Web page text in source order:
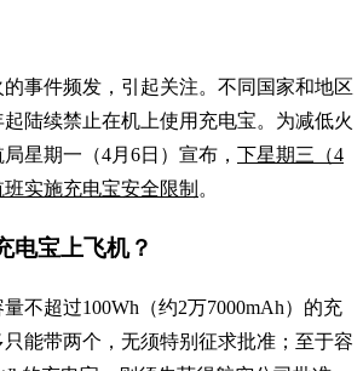
事件频发，引起关注。不同国家和地区
陆续禁止在机上使用充电宝。为减低火
星期一（4月6日）宣布， 下星期三（4
实施充电宝安全限制 。
电宝上飞机？
不超过100Wh（约2万7000mAh）的充
能带两个，无须特别征求批准；至于容